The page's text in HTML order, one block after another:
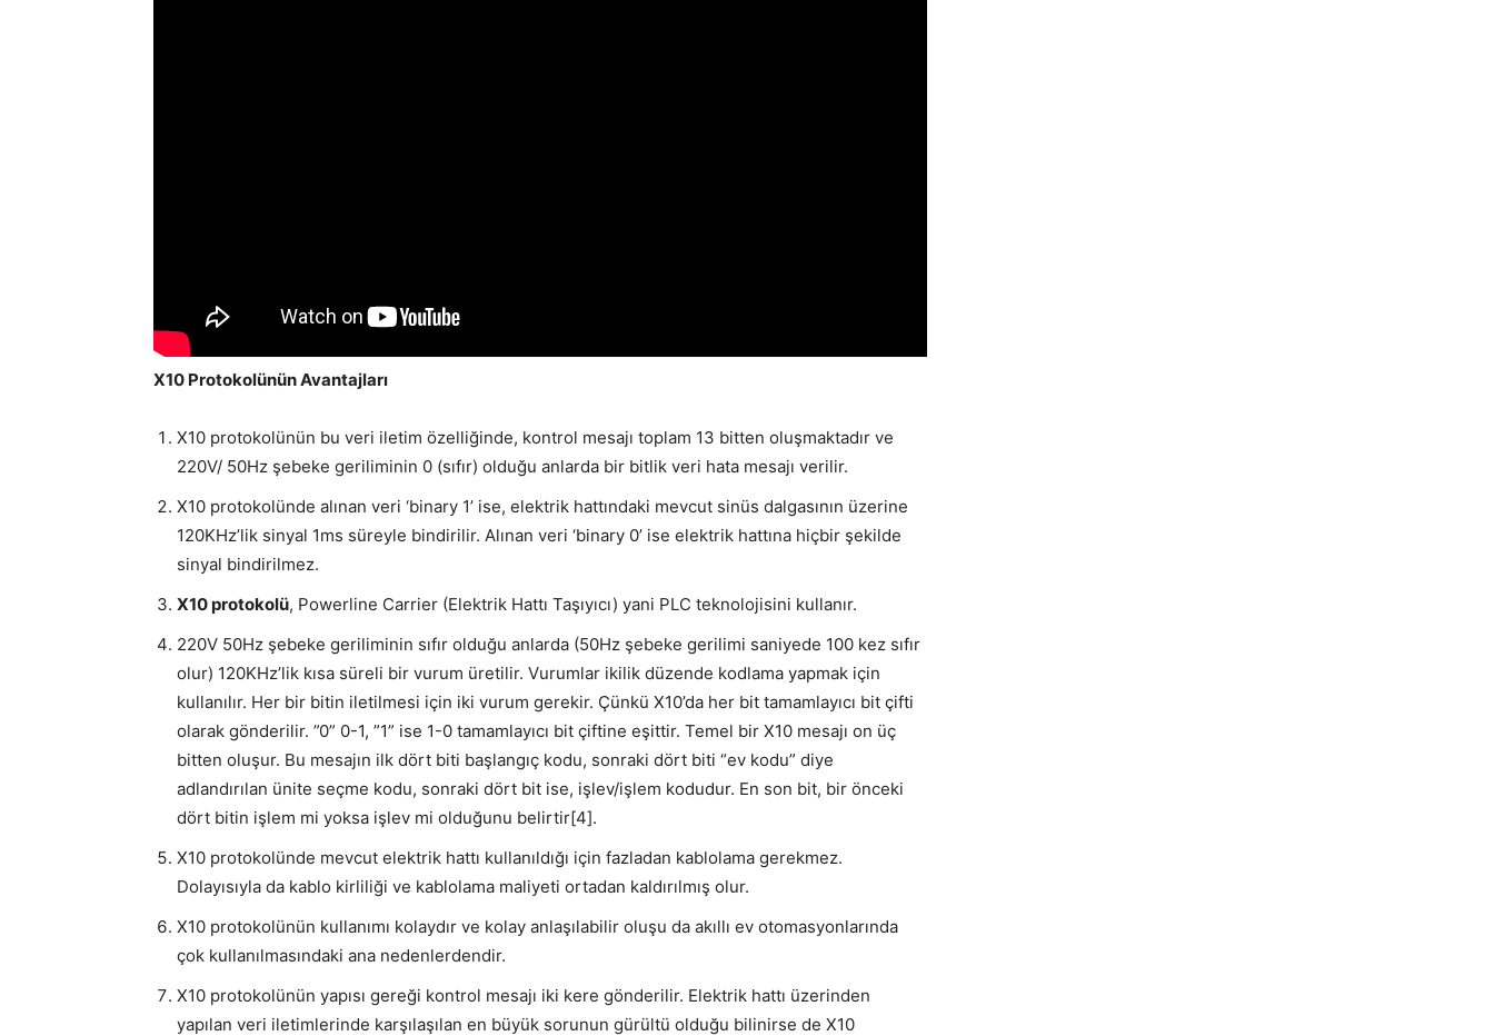
X10 Protokolünün Avantajları
X10 protokolünün bu veri iletim özelliğinde, kontrol mesajı toplam 13 bitten oluşmaktadır ve
220V/ 50Hz şebeke geriliminin 0 (sıfır) olduğu anlarda bir bitlik veri hata mesajı verilir.
X10 protokolünde alınan veri ‘binary 1’ ise, elektrik hattındaki mevcut sinüs dalgasının üzerine
120KHz’lik sinyal 1ms süreyle bindirilir. Alınan veri ‘binary 0’ ise elektrik hattına hiçbir şekilde
sinyal bindirilmez.
X10 protokolü, Powerline Carrier (Elektrik Hattı Taşıyıcı) yani PLC teknolojisini kullanır.
220V 50Hz şebeke geriliminin sıfır olduğu anlarda (50Hz şebeke gerilimi saniyede 100 kez sıfır
olur) 120KHz’lik kısa süreli bir vurum üretilir. Vurumlar ikilik düzende kodlama yapmak için
kullanılır. Her bir bitin iletilmesi için iki vurum gerekir. Çünkü X10’da her bit tamamlayıcı bit çifti
olarak gönderilir. ”0” 0-1, ”1” ise 1-0 tamamlayıcı bit çiftine eşittir. Temel bir X10 mesajı on üç
bitten oluşur. Bu mesajın ilk dört biti başlangıç kodu, sonraki dört biti “ev kodu” diye
adlandırılan ünite seçme kodu, sonraki dört bit ise, işlev/işlem kodudur. En son bit, bir önceki
dört bitin işlem mi yoksa işlev mi olduğunu belirtir[4].
X10 protokolünde mevcut elektrik hattı kullanıldığı için fazladan kablolama gerekmez.
Dolayısıyla da kablo kirliliği ve kablolama maliyeti ortadan kaldırılmış olur.
X10 protokolünün kullanımı kolaydır ve kolay anlaşılabilir oluşu da akıllı ev otomasyonlarında
çok kullanılmasındaki ana nedenlerdendir.
X10 protokolünün yapısı gereği kontrol mesajı iki kere gönderilir. Elektrik hattı üzerinden
yapılan veri iletimlerinde karşılaşılan en büyük sorunun gürültü olduğu bilinirse de X10